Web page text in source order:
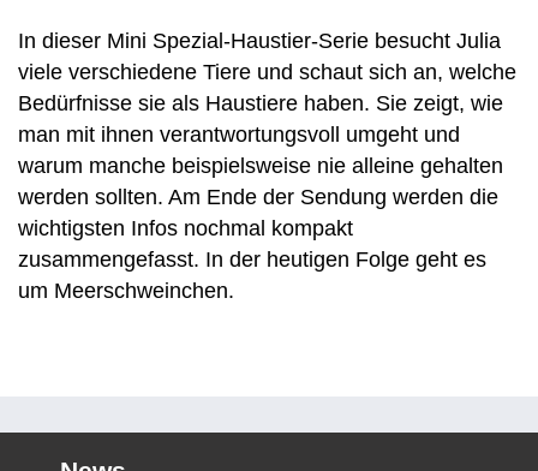
In dieser Mini Spezial-Haustier-Serie besucht Julia
viele verschiedene Tiere und schaut sich an, welche
Bedürfnisse sie als Haustiere haben. Sie zeigt, wie
man mit ihnen verantwortungsvoll umgeht und
warum manche beispielsweise nie alleine gehalten
werden sollten. Am Ende der Sendung werden die
wichtigsten Infos nochmal kompakt
zusammengefasst. In der heutigen Folge geht es
um Meerschweinchen.